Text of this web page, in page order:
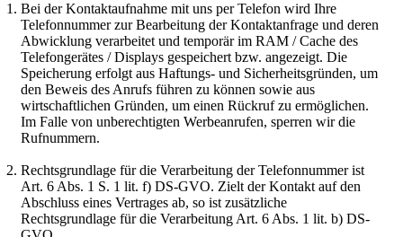
Bei der Kontaktaufnahme mit uns per Telefon wird Ihre
Telefonnummer zur Bearbeitung der Kontaktanfrage und deren
Abwicklung verarbeitet und temporär im RAM / Cache des
Telefongerätes / Displays gespeichert bzw. angezeigt. Die
Speicherung erfolgt aus Haftungs- und Sicherheitsgründen, um
den Beweis des Anrufs führen zu können sowie aus
wirtschaftlichen Gründen, um einen Rückruf zu ermöglichen.
Im Falle von unberechtigten Werbeanrufen, sperren wir die
Rufnummern.
Rechtsgrundlage für die Verarbeitung der Telefonnummer ist
Art. 6 Abs. 1 S. 1 lit. f) DS-GVO. Zielt der Kontakt auf den
Abschluss eines Vertrages ab, so ist zusätzliche
Rechtsgrundlage für die Verarbeitung Art. 6 Abs. 1 lit. b) DS-